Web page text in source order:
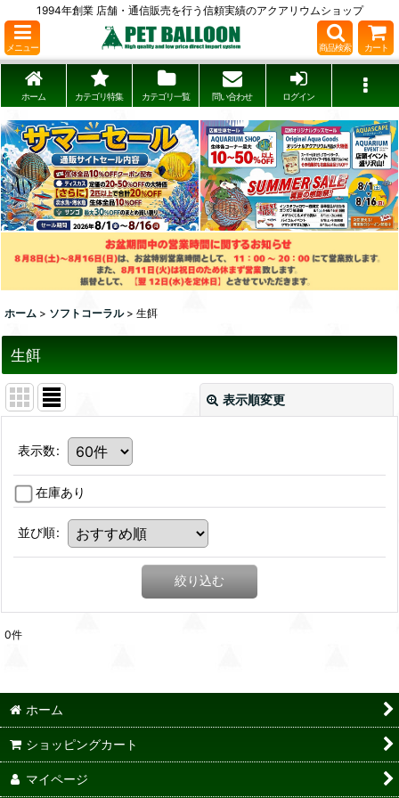
1994年創業 店舗・通信販売を行う信頼実績のアクアリウムショップ
メニュー 商品検索 カート
ホーム カテゴリ特集 カテゴリ一覧 問い合わせ ログイン
ホーム > ソフトコーラル > 生餌
生餌
表示順変更
表示数:
在庫あり
並び順:
絞り込む
0件
ホーム
ショッピングカート
マイページ